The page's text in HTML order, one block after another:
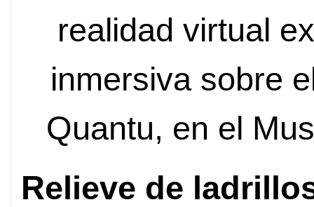
realidad virtual
inmersiva sobre
Quantu, en el
Relieve de